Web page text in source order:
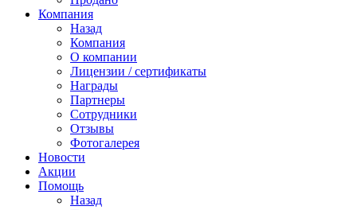
Компания
Назад
Компания
О компании
Лицензии / сертификаты
Награды
Партнеры
Сотрудники
Отзывы
Фотогалерея
Новости
Акции
Помощь
Назад